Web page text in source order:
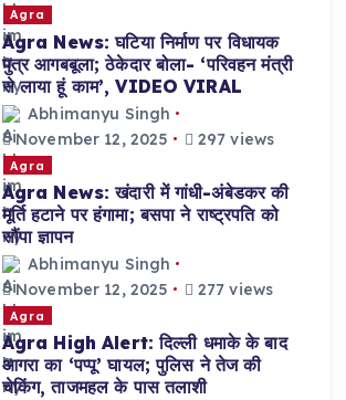
Agra
Agra News: घटिया निर्माण पर विधायक
पुत्र आगबबूला; ठेकेदार बोला- ‘परिवहन मंत्री
से लाया हूं काम’, VIDEO VIRAL
Abhimanyu Singh
November 12, 2025
297 views
Agra
Agra News: खंदारी में गांधी-अंबेडकर की
मूर्ति हटाने पर हंगामा; बसपा ने राष्ट्रपति को
सौंपा ज्ञापन
Abhimanyu Singh
November 12, 2025
277 views
Agra
Agra High Alert: दिल्ली धमाके के बाद
आगरा का ‘पप्पू’ घायल; पुलिस ने तेज की
चेकिंग, ताजमहल के पास तलाशी